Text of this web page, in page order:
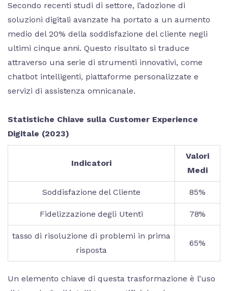
Secondo recenti studi di settore, l’adozione di
soluzioni digitali avanzate ha portato a un aumento
medio del 20% della soddisfazione del cliente negli
ultimi cinque anni. Questo risultato si traduce
attraverso una serie di strumenti innovativi, come
chatbot intelligenti, piattaforme personalizzate e
servizi di assistenza omnicanale.
Statistiche Chiave sulla Customer Experience
Digitale (2023)
Indicatori
Valori
Medi
Soddisfazione del Cliente 85%
Fidelizzazione degli Utenti 78%
tasso di risoluzione di problemi in prima
risposta
65%
Un elemento chiave di questa trasformazione è l’uso